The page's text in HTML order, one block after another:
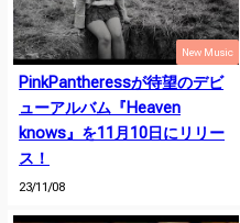
New Music
PinkPantheressが待望のデビ
ューアルバム『Heaven
knows』を11月10日にリリー
ス！
23/11/08